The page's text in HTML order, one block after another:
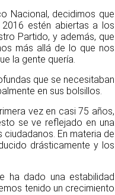
Nacional, decidimos que
estén abiertas a los
Partido, y además, que
más allá de lo que nos
la gente quería.
que se necesitaban
en sus bolsillos.
vez en casi 75 años,
se ve reflejado en una
En materia de
drásticamente y los
ha dado una estabilidad
tenido un crecimiento